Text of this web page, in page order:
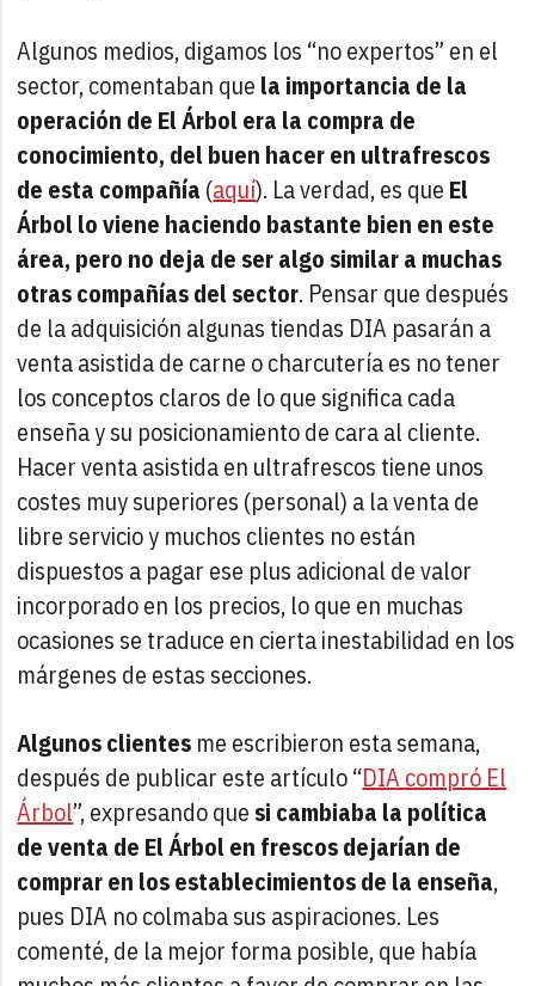
Algunos medios, digamos los “no expertos” en el
sector, comentaban que la importancia de la
operación de El Árbol era la compra de
conocimiento, del buen hacer en ultrafrescos
de esta compañía (aquí). La verdad, es que El
Árbol lo viene haciendo bastante bien en este
área, pero no deja de ser algo similar a muchas
otras compañías del sector. Pensar que después
de la adquisición algunas tiendas DIA pasarán a
venta asistida de carne o charcutería es no tener
los conceptos claros de lo que significa cada
enseña y su posicionamiento de cara al cliente.
Hacer venta asistida en ultrafrescos tiene unos
costes muy superiores (personal) a la venta de
libre servicio y muchos clientes no están
dispuestos a pagar ese plus adicional de valor
incorporado en los precios, lo que en muchas
ocasiones se traduce en cierta inestabilidad en los
márgenes de estas secciones.
Algunos clientes me escribieron esta semana,
después de publicar este artículo “DIA compró El
Árbol”, expresando que si cambiaba la política
de venta de El Árbol en frescos dejarían de
comprar en los establecimientos de la enseña,
pues DIA no colmaba sus aspiraciones. Les
comenté, de la mejor forma posible, que había